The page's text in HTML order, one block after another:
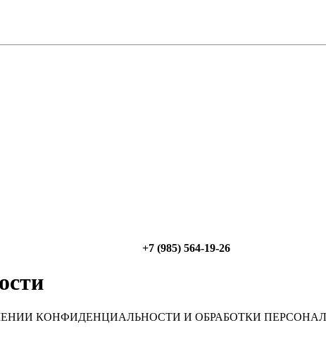
+7 (985) 564-19-26
КОНФИДЕНЦИАЛЬНОСТИ И ОБРАБОТКИ